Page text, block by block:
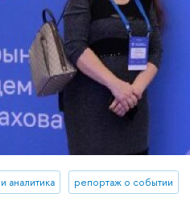
аналитика репортаж о событии